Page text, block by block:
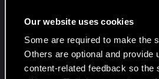
Our website uses cookies
Some are required to make the
Others are optional and provide
content-related feedback so the
bardziej szczegółową wersję
TUTAJ.
Naruszenia tych zasad mogą